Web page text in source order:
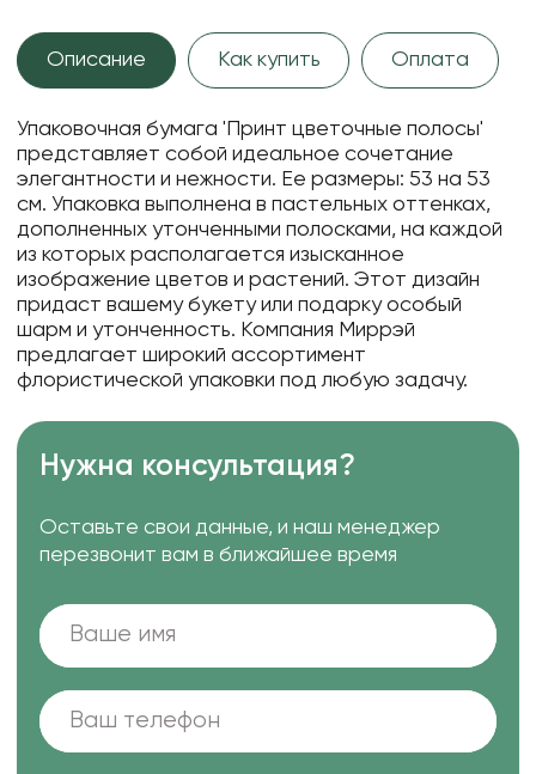
Описание Как купить Оплата
Упаковочная бумага 'Принт цветочные полосы'
представляет собой идеальное сочетание
элегантности и нежности. Ее размеры: 53 на 53
см. Упаковка выполнена в пастельных оттенках,
дополненных утонченными полосками, на каждой
из которых располагается изысканное
изображение цветов и растений. Этот дизайн
придаст вашему букету или подарку особый
шарм и утонченность. Компания Миррэй
предлагает широкий ассортимент
флористической упаковки под любую задачу.
Нужна консультация?
Оставьте свои данные, и наш менеджер
перезвонит вам в ближайшее время